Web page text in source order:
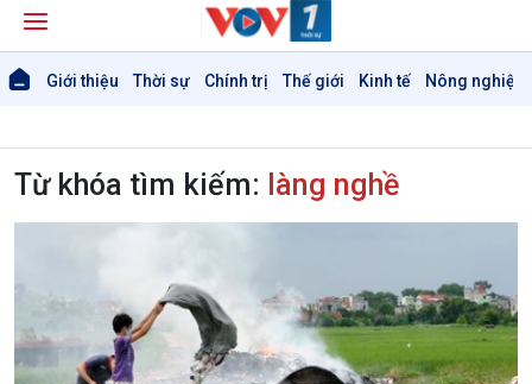
Giới thiệu Thời sự Chính trị Thế giới Kinh tế Nông nghiệp
Từ khóa tìm kiếm: làng nghề